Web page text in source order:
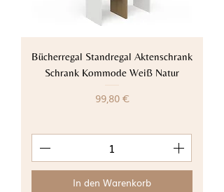
Bücherregal Standregal Aktenschrank
Schrank Kommode Weiß Natur
Preis
99,80 €
In den Warenkorb